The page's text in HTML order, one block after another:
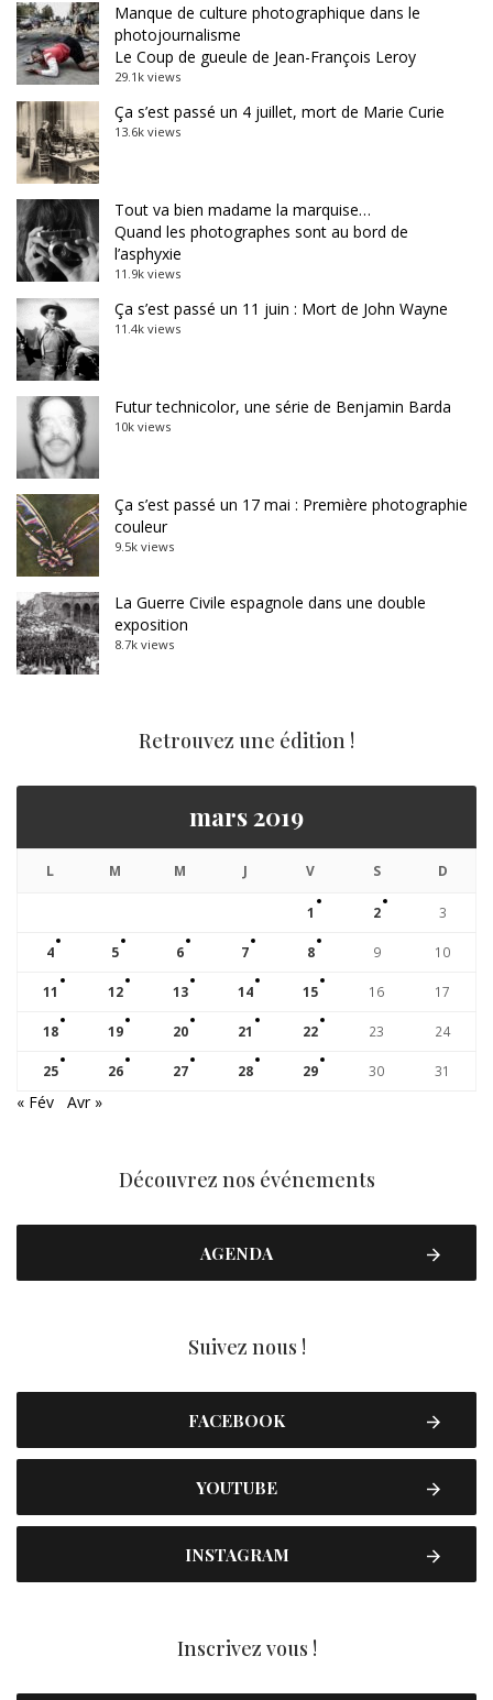
Manque de culture photographique dans le
photojournalisme
Le Coup de gueule de Jean-François Leroy
29.1k views
Ça s’est passé un 4 juillet, mort de Marie Curie
13.6k views
Tout va bien madame la marquise…
Quand les photographes sont au bord de
l’asphyxie
11.9k views
Ça s’est passé un 11 juin : Mort de John Wayne
11.4k views
Futur technicolor, une série de Benjamin Barda
10k views
Ça s’est passé un 17 mai : Première photographie
couleur
9.5k views
La Guerre Civile espagnole dans une double
exposition
8.7k views
Retrouvez une édition !
mars 2019
L M M J V S D
1 2 3
4 5 6 7 8 9 10
11 12 13 14 15 16 17
18 19 20 21 22 23 24
25 26 27 28 29 30 31
« Fév Avr »
Découvrez nos événements
AGENDA
Suivez nous !
FACEBOOK
YOUTUBE
INSTAGRAM
Inscrivez vous !